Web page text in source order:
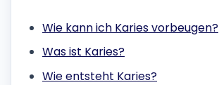
Wie kann ich Karies vorbeugen?
Was ist Karies?
Wie entsteht Karies?